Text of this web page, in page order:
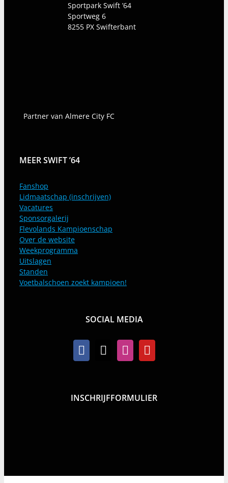
Sportpark Swift ’64
Sportweg 6
8255 PX Swifterbant
Partner van Almere City FC
MEER SWIFT ’64
Fanshop
Lidmaatschap (inschrijven)
Vacatures
Sponsorgalerij
Flevolands Kampioenschap
Over de website
Weekprogramma
Uitslagen
Standen
Voetbalschoen zoekt kampioen!
SOCIAL MEDIA
INSCHRIJFFORMULIER